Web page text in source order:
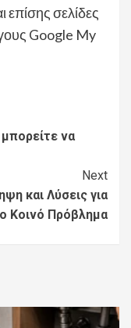
επίσης σελίδες
Google My
να
Next
και Λύσεις για
Κοινό Πρόβλημα